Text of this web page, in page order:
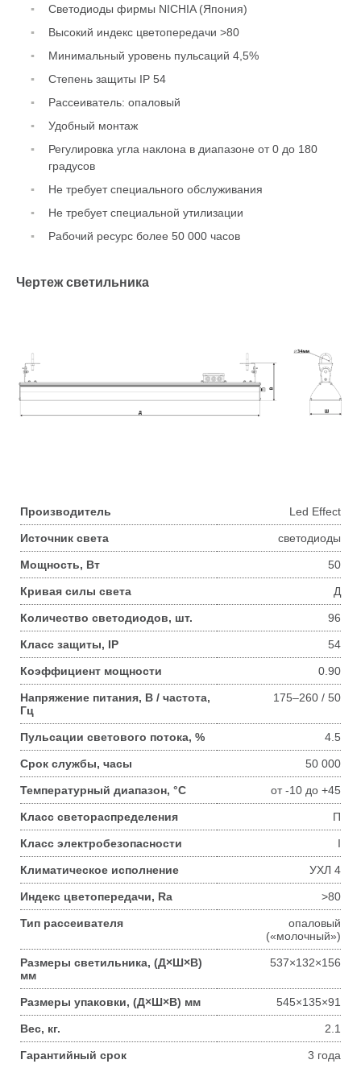
Светодиоды фирмы NICHIA (Япония)
Высокий индекс цветопередачи >80
Минимальный уровень пульсаций 4,5%
Степень защиты IP 54
Рассеиватель: опаловый
Удобный монтаж
Регулировка угла наклона в диапазоне от 0 до 180
градусов
Не требует специального обслуживания
Не требует специальной утилизации
Рабочий ресурс более 50 000 часов
Чертеж светильника
Производитель Led Effect
Источник света светодиоды
Мощность, Вт 50
Кривая силы света Д
Количество светодиодов, шт. 96
Класс защиты, IP 54
Коэффициент мощности 0.90
Напряжение питания, В / частота,
Гц
175–260 / 50
Пульсации светового потока, % 4.5
Срок службы, часы 50 000
Температурный диапазон, °С от -10 до +45
Класс светораспределения П
Класс электробезопасности I
Климатическое исполнение УХЛ 4
Индекс цветопередачи, Ra >80
Тип рассеивателя
опаловый
(«молочный»)
Размеры светильника, (Д×Ш×В)
мм
537×132×156
Размеры упаковки, (Д×Ш×В) мм 545×135×91
Вес, кг. 2.1
Гарантийный срок 3 года